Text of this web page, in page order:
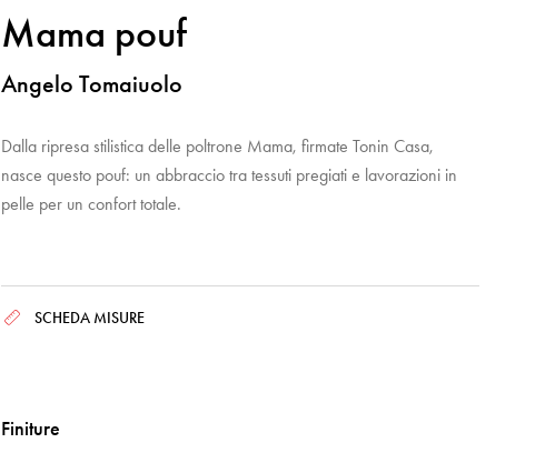
Mama pouf
Angelo Tomaiuolo
Dalla ripresa stilistica delle poltrone Mama, firmate Tonin Casa,
nasce questo pouf: un abbraccio tra tessuti pregiati e lavorazioni in
pelle per un confort totale.
SCHEDA MISURE
Finiture